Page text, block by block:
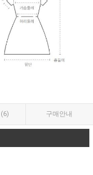
(6) 구매안내